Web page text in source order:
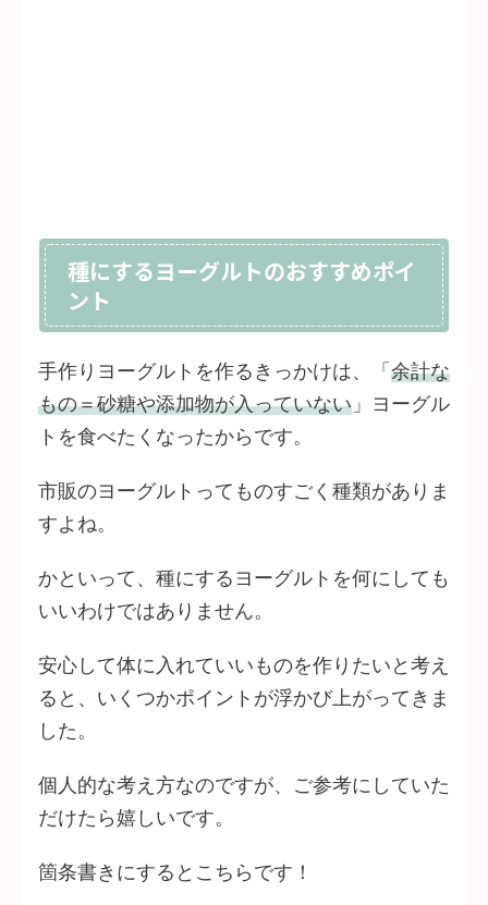
種にするヨーグルトのおすすめポイ
ント
手作りヨーグルトを作るきっかけは、「 余計な
もの＝砂糖や添加物が入っていない 」ヨーグル
トを食べたくなったからです。
市販のヨーグルトってものすごく種類がありま
すよね。
かといって、種にするヨーグルトを何にしても
いいわけではありません。
安心して体に入れていいものを作りたいと考え
ると、いくつかポイントが浮かび上がってきま
した。
個人的な考え方なのですが、ご参考にしていた
だけたら嬉しいです。
箇条書きにするとこちらです！